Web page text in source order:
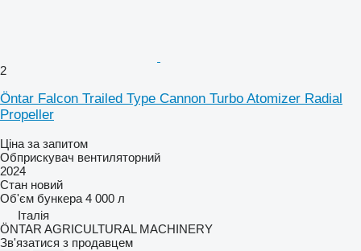
2
Öntar Falcon Trailed Type Cannon Turbo Atomizer Radial
Propeller
Ціна за запитом
Обприскувач вентиляторний
2024
Стан новий
Об'єм бункера 4 000 л
Італія
ÖNTAR AGRICULTURAL MACHINERY
Зв'язатися з продавцем